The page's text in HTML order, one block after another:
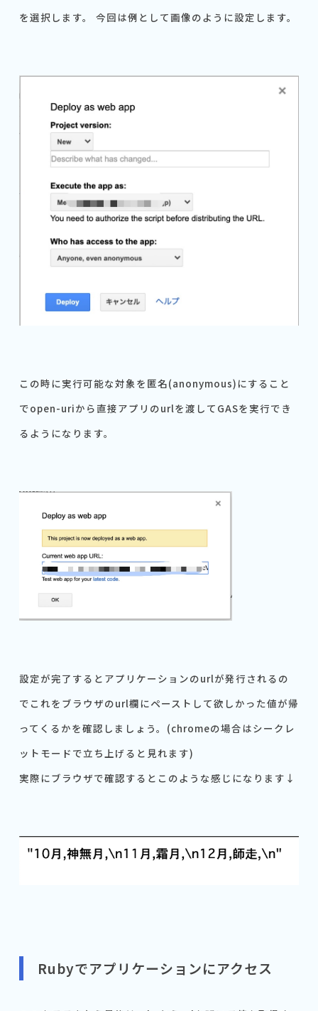
を選択します。 今回は例として画像のように設定します。
この時に実行可能な対象を匿名(anonymous)にすること
でopen-uriから直接アプリのurlを渡してGASを実行でき
るようになります。
設定が完了するとアプリケーションのurlが発行されるの
でこれをブラウザのurl欄にペーストして欲しかった値が帰
ってくるかを確認しましょう。(chromeの場合はシークレ
ットモードで立ち上げると見れます)
実際にブラウザで確認するとこのような感じになります↓
Rubyでアプリケーションにアクセス